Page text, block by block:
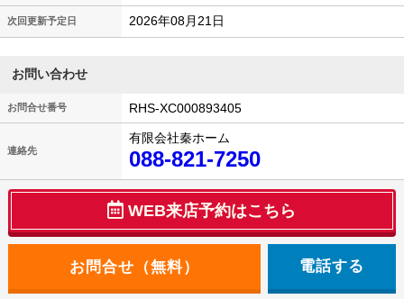
次回更新予定日 2026年08月21日
お問い合わせ
お問合せ番号 RHS-XC000893405
連絡先
有限会社秦ホーム
088-821-7250
WEB来店予約はこちら
電話する